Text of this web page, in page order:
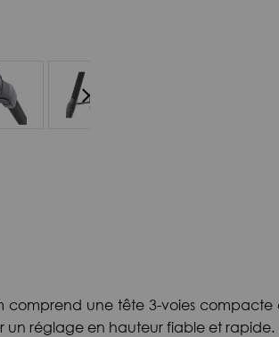
une tête 3-voies
un réglage en hauteur fiable et rapide.